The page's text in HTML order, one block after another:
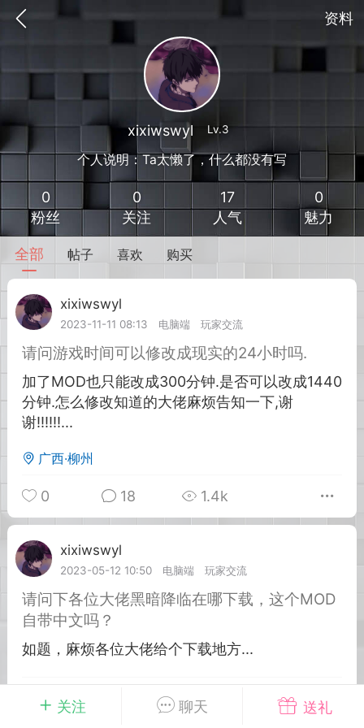
资料
我的钱包 道具 排行榜
MOD下载 攻略教程 联机招募
大人
Lv.8
02-10 15:45
卖挂
禁止发布联机可用的作弊模组，
作弊模组的发布规范近期收到一些信息
作弊模组在联机服务器使用,为了维护游
环境，中文网特此发布以下声明，规范
模组的发布行为：1. *...
72 2.21w
大人
Lv.8
关注 聊天 送礼
xixiwswyl Lv.3
个人说明：Ta太懒了，什么都没有写
0
粉丝
0
关注
17
人气
0
魅力
全部 帖子 喜欢 购买
xixiwswyl
2023-11-11 08:13
电脑端 玩家交流
请问游戏时间可以修改成现实的24小时吗.
加了MOD也只能改成300分钟.是否可以改成1440
分钟.怎么修改知道的大佬麻烦告知一下,谢
谢!!!!!!...
广西·柳州
0 18 1.4k
xixiwswyl
2023-05-12 10:50
电脑端 玩家交流
请问下各位大佬黑暗降临在哪下载，这个MOD
自带中文吗？
如题，麻烦各位大佬给个下载地方...
0 863